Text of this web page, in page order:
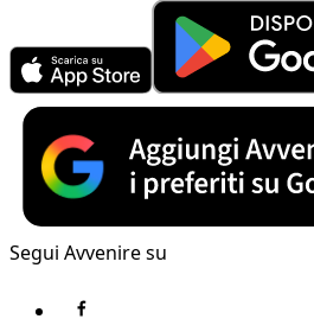
Segui Avvenire su